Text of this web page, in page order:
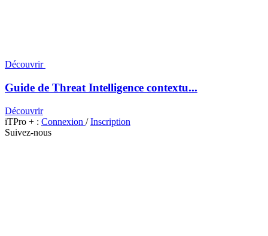
Découvrir
Guide de Threat Intelligence contextu...
Découvrir
iTPro + : Connexion /Inscription
Suivez-nous